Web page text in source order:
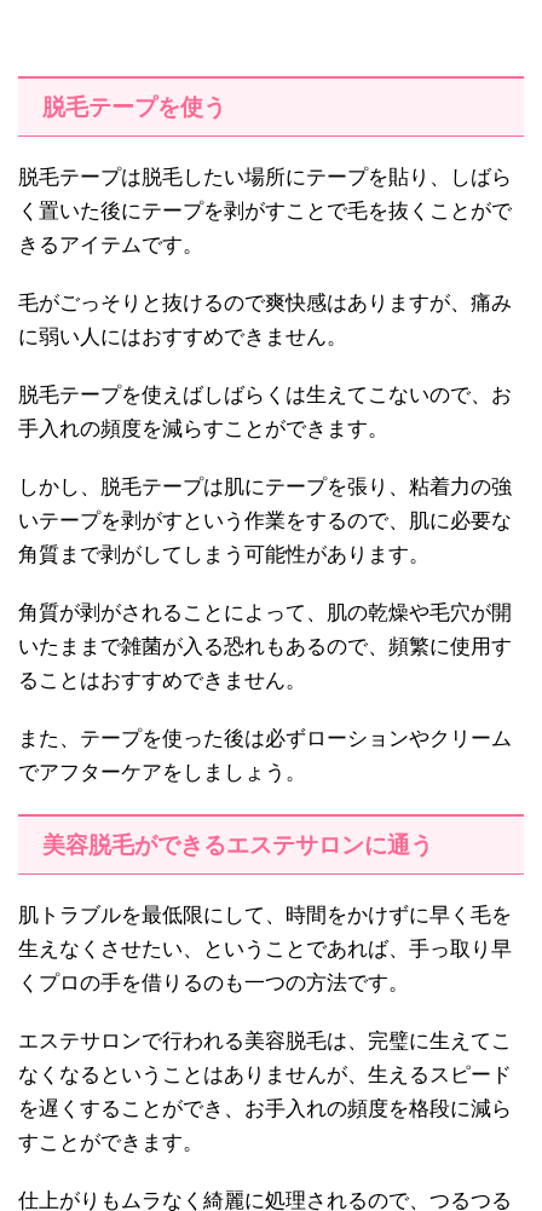
脱毛テープを使う
脱毛テープは脱毛したい場所にテープを貼り、しばら
く置いた後にテープを剥がすことで毛を抜くことがで
きるアイテムです。
毛がごっそりと抜けるので爽快感はありますが、痛み
に弱い人にはおすすめできません。
脱毛テープを使えばしばらくは生えてこないので、お
手入れの頻度を減らすことができます。
しかし、脱毛テープは肌にテープを張り、粘着力の強
いテープを剥がすという作業をするので、肌に必要な
角質まで剥がしてしまう可能性があります。
角質が剥がされることによって、肌の乾燥や毛穴が開
いたままで雑菌が入る恐れもあるので、頻繁に使用す
ることはおすすめできません。
また、テープを使った後は必ずローションやクリーム
でアフターケアをしましょう。
美容脱毛ができるエステサロンに通う
肌トラブルを最低限にして、時間をかけずに早く毛を
生えなくさせたい、ということであれば、手っ取り早
くプロの手を借りるのも一つの方法です。
エステサロンで行われる美容脱毛は、完璧に生えてこ
なくなるということはありませんが、生えるスピード
を遅くすることができ、お手入れの頻度を格段に減ら
すことができます。
仕上がりもムラなく綺麗に処理されるので、つるつる